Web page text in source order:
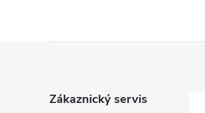
Zákaznický servis